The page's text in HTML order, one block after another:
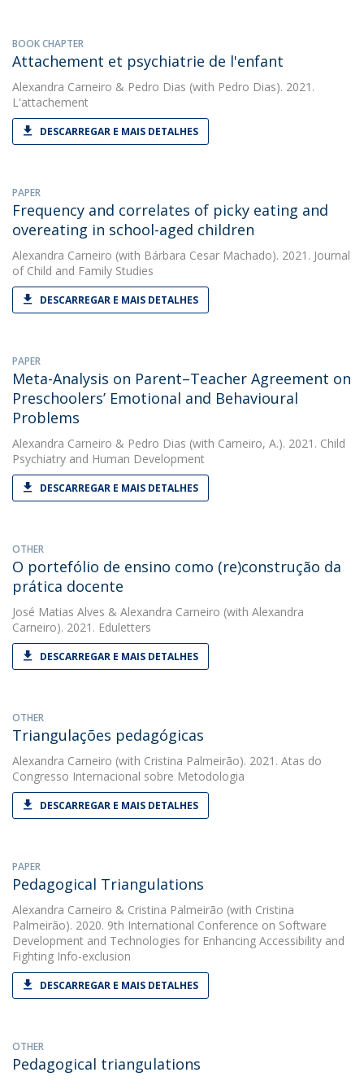
BOOK CHAPTER
Attachement et psychiatrie de l'enfant
Alexandra Carneiro & Pedro Dias (with Pedro Dias). 2021.
L'attachement
DESCARREGAR E MAIS DETALHES
PAPER
Frequency and correlates of picky eating and
overeating in school-aged children
Alexandra Carneiro (with Bárbara Cesar Machado). 2021. Journal
of Child and Family Studies
DESCARREGAR E MAIS DETALHES
PAPER
Meta-Analysis on Parent–Teacher Agreement on
Preschoolers’ Emotional and Behavioural
Problems
Alexandra Carneiro & Pedro Dias (with Carneiro, A.). 2021. Child
Psychiatry and Human Development
DESCARREGAR E MAIS DETALHES
OTHER
O portefólio de ensino como (re)construção da
prática docente
José Matias Alves & Alexandra Carneiro (with Alexandra
Carneiro). 2021. Eduletters
DESCARREGAR E MAIS DETALHES
OTHER
Triangulações pedagógicas
Alexandra Carneiro (with Cristina Palmeirão). 2021. Atas do
Congresso Internacional sobre Metodologia
DESCARREGAR E MAIS DETALHES
PAPER
Pedagogical Triangulations
Alexandra Carneiro & Cristina Palmeirão (with Cristina
Palmeirão). 2020. 9th International Conference on Software
Development and Technologies for Enhancing Accessibility and
Fighting Info-exclusion
DESCARREGAR E MAIS DETALHES
OTHER
Pedagogical triangulations